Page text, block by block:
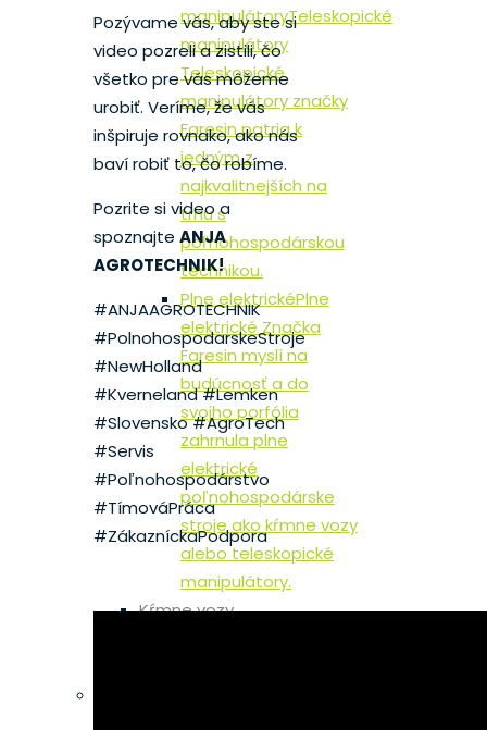
manipulátoryTeleskopické
manipulátory
Teleskopické
manipulátory značky
Faresin patria k
jedným z
najkvalitnejších na
trhu s
poľnohospodárskou
technikou.
Plne elektrickéPlne
elektrické Značka
Faresin myslí na
budúcnosť a do
svojho porfólia
zahrnula plne
elektrické
poľnohospodárske
stroje ako kŕmne vozy
alebo teleskopické
manipulátory.
Kŕmne vozy
Pozývame vás, aby ste si
video pozreli a zistili, čo
všetko pre vás môžeme
urobiť. Veríme, že vás
inšpiruje rovnako, ako nás
baví robiť to, čo robíme.
Pozrite si video a
spoznajte ANJA
AGROTECHNIK!
#ANJAAGROTECHNIK
#PolnohospodarskeStroje
#NewHolland
#Kverneland #Lemken
#Slovensko #AgroTech
#Servis
#Poľnohospodárstvo
#TímováPráca
#ZákazníckaPodpora